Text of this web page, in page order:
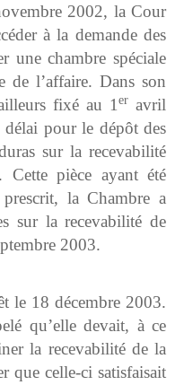
2002, la Cour
à la demande des
une chambre spéciale
de l’affaire. Dans son
fixé au 1 eravril
pour le dépôt des
sur la recevabilité
pièce ayant été
la Chambre a
sur la recevabilité de
2003.
le 18 décembre 2003.
qu’elle devait, à ce
la recevabilité de la
que celle-ci satisfaisait